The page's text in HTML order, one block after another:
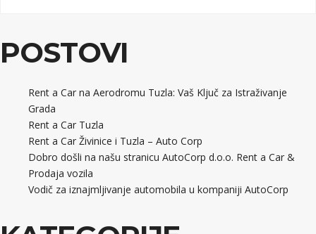
POSTOVI
Rent a Car na Aerodromu Tuzla: Vaš Ključ za Istraživanje
Grada
Rent a Car Tuzla
Rent a Car Živinice i Tuzla – Auto Corp
Dobro došli na našu stranicu AutoCorp d.o.o. Rent a Car &
Prodaja vozila
Vodič za iznajmljivanje automobila u kompaniji AutoCorp